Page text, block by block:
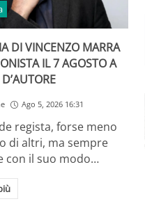
DI VINCENZO MARRA
IL 7 AGOSTO A
Ago 5, 2026 16:31
regista, forse meno
di altri, ma sempre
con il suo modo…